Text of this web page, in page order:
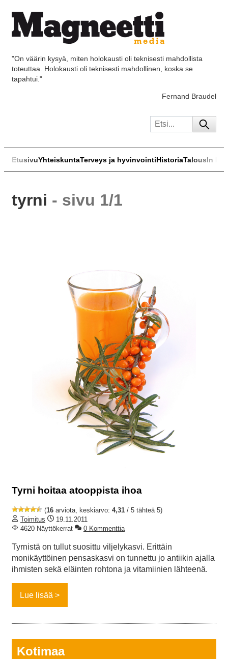
"On väärin kysyä, miten holokausti oli teknisesti mahdollista
toteuttaa. Holokausti oli teknisesti mahdollinen, koska se
tapahtui."
Fernand Braudel
EtusivuYhteiskuntaTerveys ja hyvinvointiHistoriaTalousIn
tyrni - sivu 1/1
Tyrni hoitaa atooppista ihoa
(16 arviota, keskiarvo: 4,31 / 5 tähteä 5)
Toimitus
19.11.2011
4620 Näyttökerrat
0 Kommenttia
Tyrnistä on tullut suosittu viljelykasvi. Erittäin
monikäyttöinen pensaskasvi on tunnettu jo antiikin ajalla
ihmisten sekä eläinten rohtona ja vitamiinien lähteenä.
Lue lisää
Kotimaa